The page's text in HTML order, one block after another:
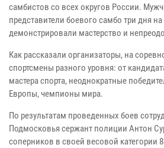
самбистов со всех округов России.
представители боевого самбо три дня на
демонстрировали мастерство и
Как рассказали организаторы, на
спортсмены разного уровня: от
мастера спорта, неоднократные
Европы, чемпионы мира.
По результатам проведенных боев
Подмосковья сержант полиции Антон
соперников в своей весовой категории